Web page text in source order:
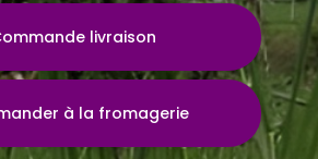
livraison
à la fromagerie